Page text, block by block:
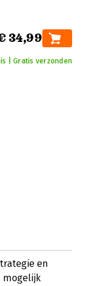
34,99
| Gratis verzonden
en
mogelijk